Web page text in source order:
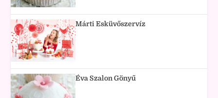
Márti Esküvőszervíz
Éva Szalon Gönyű